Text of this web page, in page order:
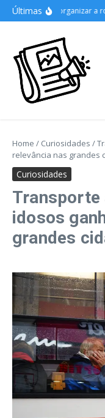
Ir para o conteúdo
ÚltimasComo organizar a
Home / Curiosidades /
relevância nas grandes
Curiosidades
Transporte
idosos
grandes